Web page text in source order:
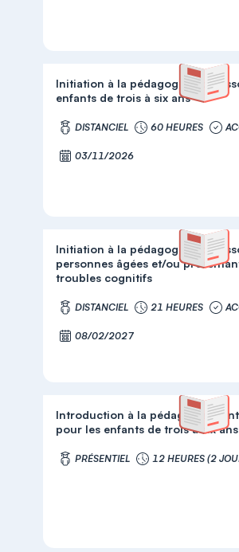
Initiation à la pédagogie
enfants de trois à six ans
DISTANCIEL 60 HEURES
03/11/2026
Initiation à la pédagogie
personnes âgées et/ou
troubles cognitifs
DISTANCIEL 21 HEURES
08/02/2027
Introduction à la pédagogie
pour les enfants de trois à six ans
PRÉSENTIEL 12 HEURES (2